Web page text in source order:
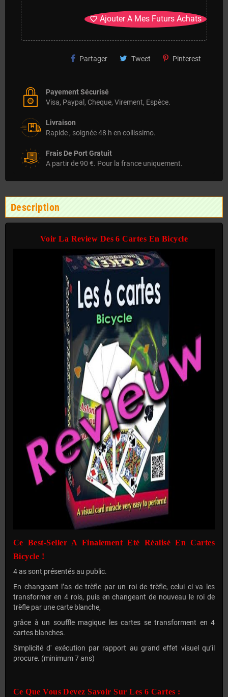
favorite_border Ajouter A Mes Futurs Achats
Partager Tweet Pinterest
Payement Sécurisé
Visa, Paypal, Cheque, Virement, Espèce.
Livraison
Rapide , soignée 48 h en collissimo.
Frais De Port Gratuit
A partir de 90 €. Pour la france uniquement.
Description
Voir La Review Des 6 Cartes En Bicycle
Ce Best-Seller A Finalement Eté Réalisé En Cartes
Bicycle !
4 as sont présentés au public.
En changeant l’as de trèfle par un roi de trèfle, celui ci va les
transformer en 4 rois, puis en changeant de nouveau le roi de
trèfle par une carte blanche,
grâce à un souffle magique les cartes se transforment en 4
cartes blanches.
Simplicité d' exécution par rapport au grand effet visuel qu’il
procure. (minimum 7 ans)
Ce Que Vous Devez Savoir Sur Les 6 Cartes :